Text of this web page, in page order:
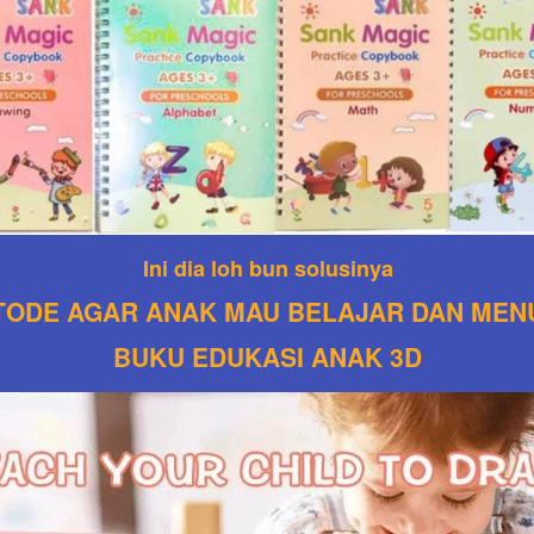
Ini dia loh bun solusinya
AGAR ANAK MAU BELAJAR DAN
BUKU EDUKASI ANAK 3D